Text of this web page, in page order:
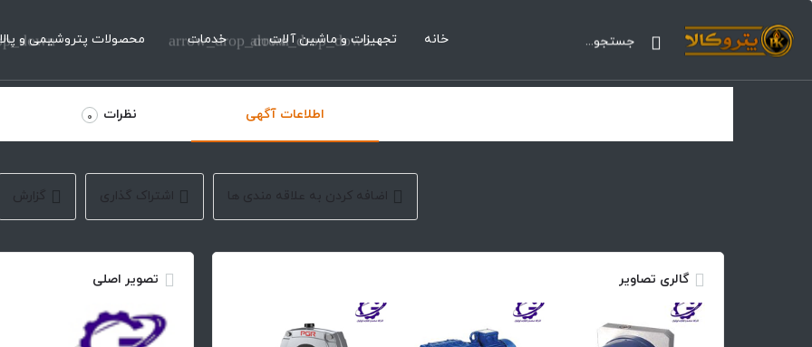
خانه تجهیزات و ماشین آلات
arrow_drop_down خدمات
arrow_drop_down محصولات پتروشیمی و
اطلاعات آگهی نظرات 0
اضافه کردن به علاقه مندی ها اشتراک گذاری گزارش
گالری تصاویر تصویر اصلی